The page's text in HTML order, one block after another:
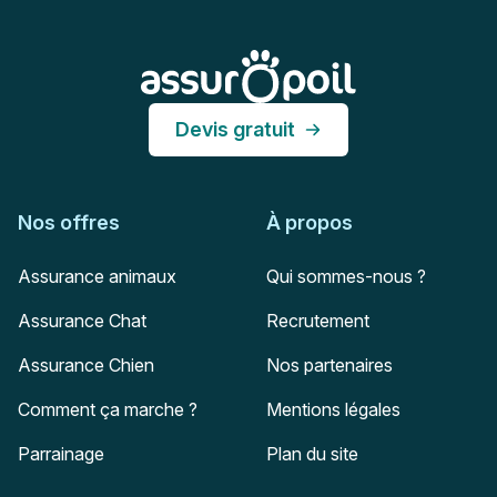
Devis gratuit
Nos offres
Assurance animaux
Assurance Chat
Assurance Chien
Comment ça marche ?
Parrainage
À propos
Qui sommes-nous ?
Recrutement
Nos partenaires
Mentions légales
Plan du site